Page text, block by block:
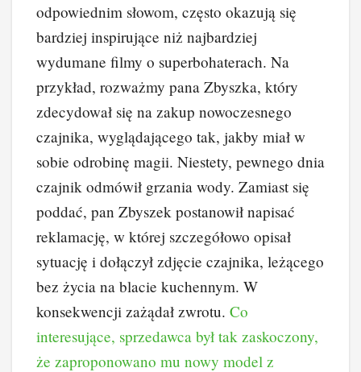
odpowiednim słowom, często okazują się
bardziej inspirujące niż najbardziej
wydumane filmy o superbohaterach. Na
przykład, rozważmy pana Zbyszka, który
zdecydował się na zakup nowoczesnego
czajnika, wyglądającego tak, jakby miał w
sobie odrobinę magii. Niestety, pewnego dnia
czajnik odmówił grzania wody. Zamiast się
poddać, pan Zbyszek postanowił napisać
reklamację, w której szczegółowo opisał
sytuację i dołączył zdjęcie czajnika, leżącego
bez życia na blacie kuchennym. W
konsekwencji zażądał zwrotu. Co
interesujące, sprzedawca był tak zaskoczony,
że zaproponowano mu nowy model z